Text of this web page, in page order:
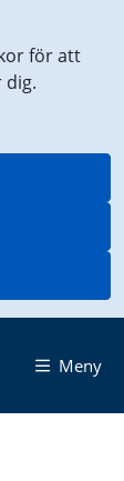
för att
dig.
Meny